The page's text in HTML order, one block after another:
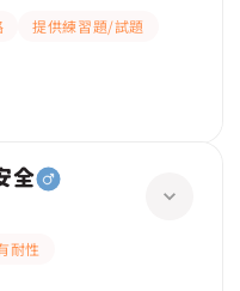
提供練習題/試題
全
耐性